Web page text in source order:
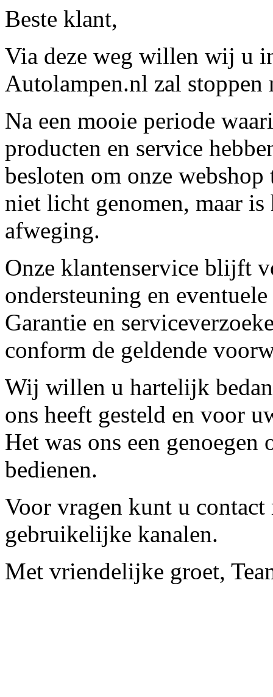
Beste klant,
Via deze weg willen wij u
Autolampen.nl zal stoppen
Na een mooie periode
producten en service
besloten om onze
niet licht genomen, maar
afweging.
Onze klantenservice blijft
ondersteuning en
Garantie en
conform de geldende
Wij willen u hartelijk
ons heeft gesteld en voor
Het was ons een
bedienen.
Voor vragen kunt u contact
gebruikelijke kanalen.
Met vriendelijke groet,